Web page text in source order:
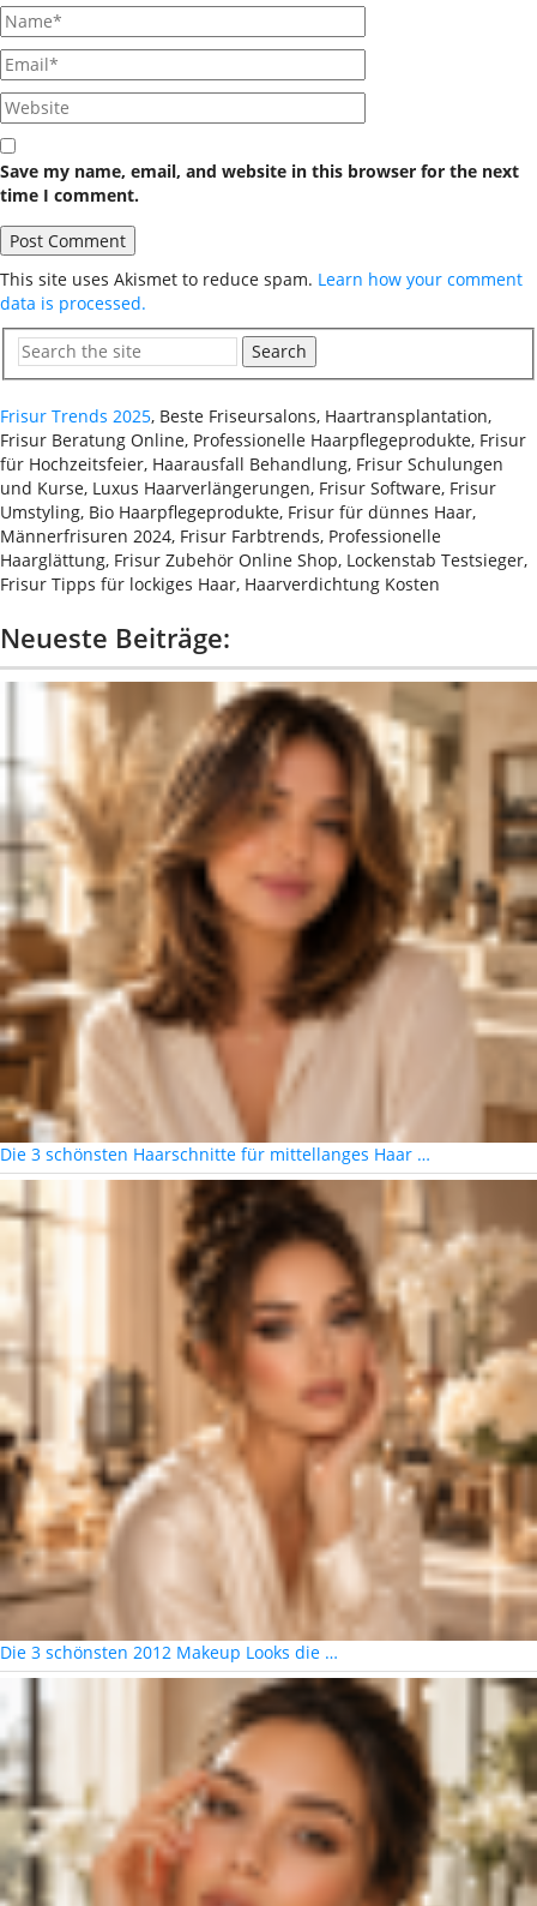
Save my name, email, and website in this browser for the next
time I comment.
This site uses Akismet to reduce spam. Learn how your comment
data is processed.
Search
Frisur Trends 2025, Beste Friseursalons, Haartransplantation,
Frisur Beratung Online, Professionelle Haarpflegeprodukte, Frisur
für Hochzeitsfeier, Haarausfall Behandlung, Frisur Schulungen
und Kurse, Luxus Haarverlängerungen, Frisur Software, Frisur
Umstyling, Bio Haarpflegeprodukte, Frisur für dünnes Haar,
Männerfrisuren 2024, Frisur Farbtrends, Professionelle
Haarglättung, Frisur Zubehör Online Shop, Lockenstab Testsieger,
Frisur Tipps für lockiges Haar, Haarverdichtung Kosten
Neueste Beiträge:
Die 3 schönsten Haarschnitte für mittellanges Haar …
Die 3 schönsten 2012 Makeup Looks die …